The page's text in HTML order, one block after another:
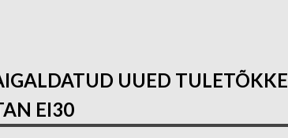
UUED TULETÕKKE
EI30